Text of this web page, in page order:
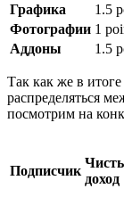
Графика
1.5
Фотографии 1
Аддоны
1.5
Так как же в итоге
распределяться
посмотрим на
Подписчик
доход